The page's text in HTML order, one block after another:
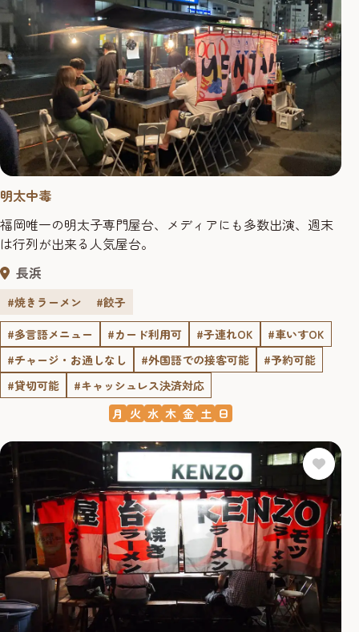
明太中毒
福岡唯一の明太子専門屋台、メディアにも多数出演、週末
は行列が出来る人気屋台。
長浜
#焼きラーメン
#餃子
#多言語メニュー
#カード利用可 #子連れOK
#車いすOK
#チャージ・お通しなし
#外国語での接客可能
#予約可能
#貸切可能
#キャッシュレス決済対応
月 火 水 木 金 土 日